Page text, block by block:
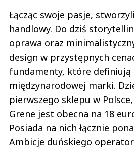
Łącząc swoje pasje,
handlowy. Do dziś
oprawa oraz
design w przystępnych
fundamenty, które definiują
międzynarodowej marki.
pierwszego sklepu w
Grene jest obecna na 18
Posiada na nich łącznie
Ambicje duńskiego